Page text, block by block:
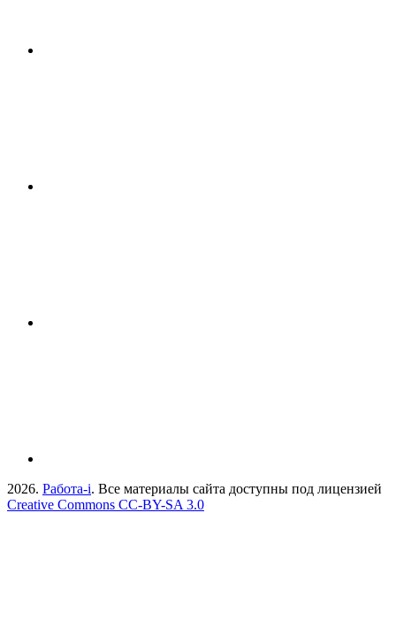
2026. Работа-i. Все материалы сайта доступны под лицензией
Creative Commons СС-BY-SA 3.0